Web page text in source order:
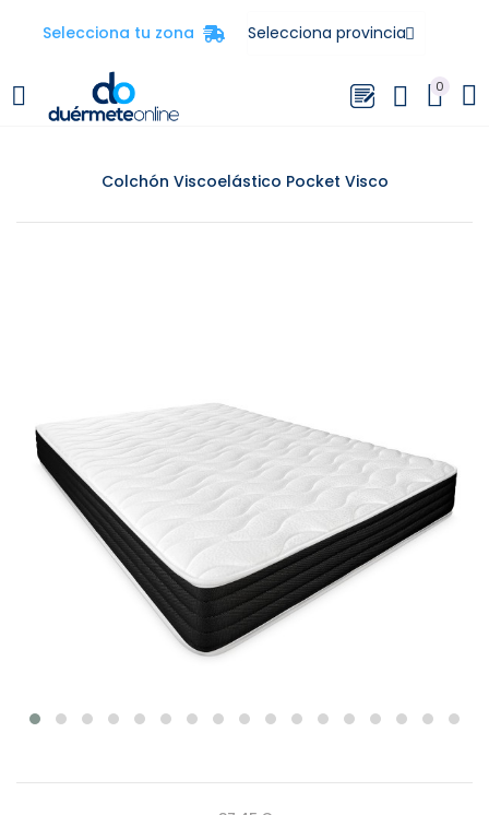
Selecciona tu zona
0
Colchón Viscoelástico Pocket Visco